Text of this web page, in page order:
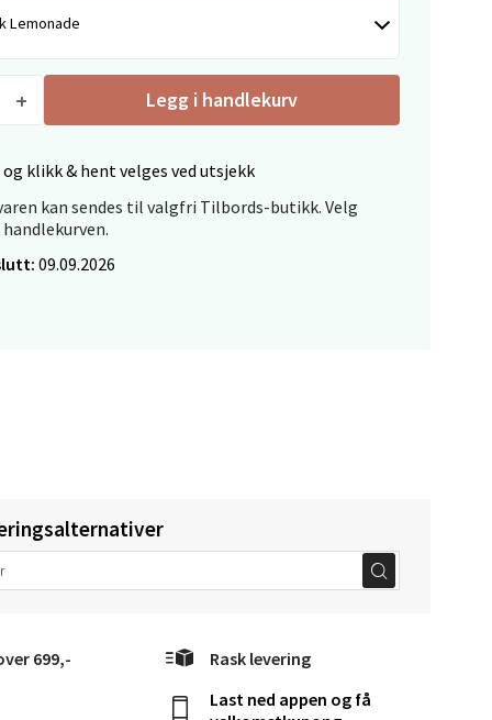
Lemonade
Legg i handlekurv
klikk & hent velges ved utsjekk
kan sendes til valgfri Tilbords-butikk. Velg
09.09.2026
699,- Rask levering
Last ned appen og få